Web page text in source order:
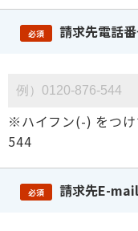
必須 請求先電話
※ハイフン(-) をつ
544
必須 請求先E-